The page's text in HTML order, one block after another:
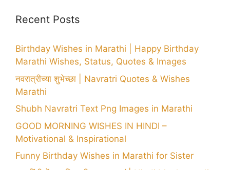
Recent Posts
Birthday Wishes in Marathi | Happy Birthday
Marathi Wishes, Status, Quotes & Images
नवरात्रीच्या शुभेच्छा | Navratri Quotes & Wishes
Marathi
Shubh Navratri Text Png Images in Marathi
GOOD MORNING WISHES IN HINDI –
Motivational & Inspirational
Funny Birthday Wishes in Marathi for Sister